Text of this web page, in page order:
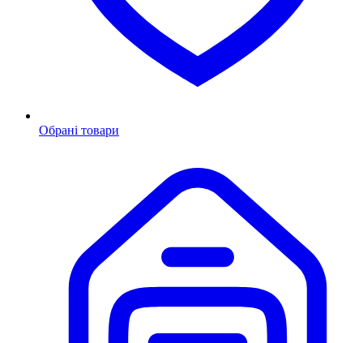
Обрані товари